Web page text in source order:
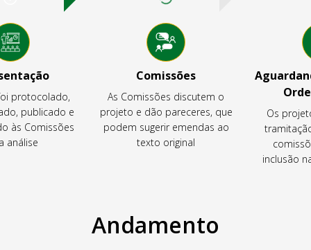
protocolado,
publicado e
às Comissões
análise
Comissões
As Comissões discutem o
projeto e dão pareceres, que
podem sugerir emendas ao
texto original
Os
inclusão
Andamento